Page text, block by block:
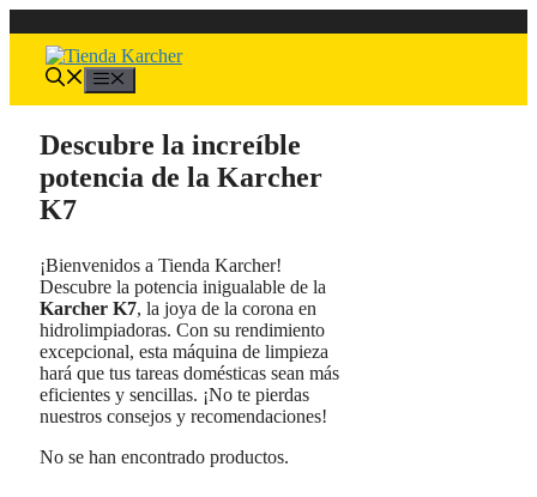
al
contenido
Descubre la increíble
potencia de la Karcher
K7
¡Bienvenidos a Tienda Karcher!
Descubre la potencia inigualable de la
Karcher K7, la joya de la corona en
hidrolimpiadoras. Con su rendimiento
excepcional, esta máquina de limpieza
hará que tus tareas domésticas sean más
eficientes y sencillas. ¡No te pierdas
nuestros consejos y recomendaciones!
No se han encontrado productos.